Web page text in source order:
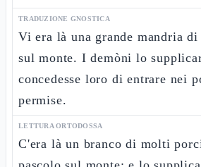
TRADUZIONE GNOSTICA
Vi era là una grande mandria
sul monte. I demòni lo
concedesse loro di entrare nei
permise.
LETTURA ORTODOSSA
C'era là un branco di molti